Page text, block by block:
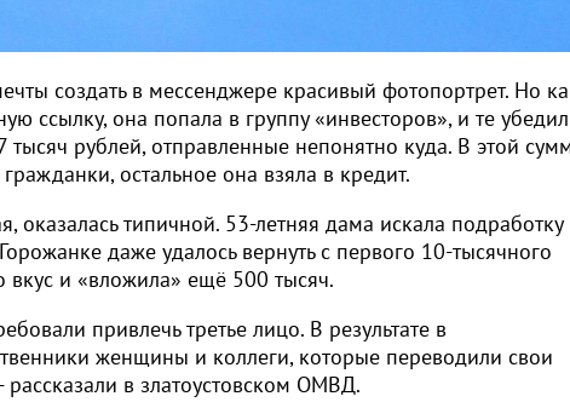
создать в мессенджере красивый фотопортрет. Но
ссылку, она попала в группу «инвесторов», и те
рублей, отправленные непонятно куда. В этой
остальное она взяла в кредит.
оказалась типичной. 53-летняя дама искала подработку
даже удалось вернуть с первого 10-тысячного
и «вложила» ещё 500 тысяч.
привлечь третье лицо. В результате в
женщины и коллеги, которые переводили свои
в златоустовском ОМВД.